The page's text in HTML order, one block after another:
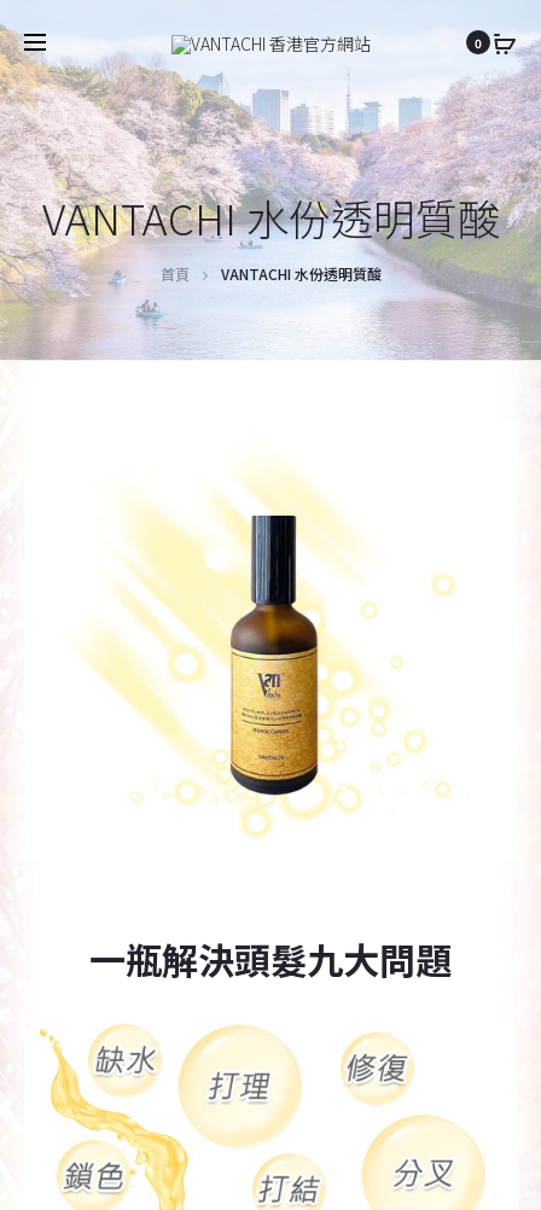
0
VANTACHI 水份透明質酸
首頁 VANTACHI 水份透明質酸
一瓶解決頭髮九大問題